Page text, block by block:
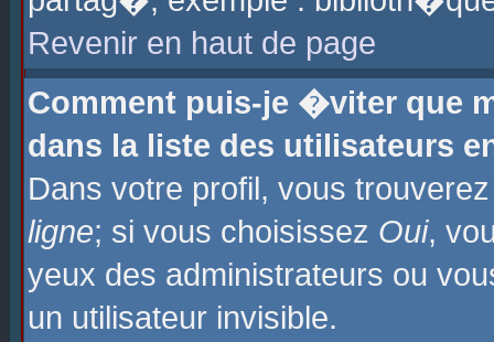
Revenir en haut de page
Comment puis-je �viter que
dans la liste des utilisateurs
Dans votre profil, vous
ligne; si vous choisissez Oui,
yeux des administrateurs ou
un utilisateur invisible.